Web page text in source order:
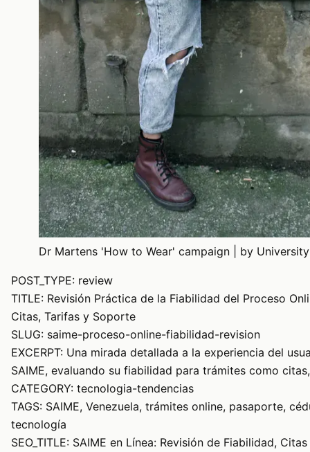
Dr Martens 'How to Wear' campaign | by
POST_TYPE: review
TITLE: Revisión Práctica de la Fiabilidad del Proceso
Citas, Tarifas y Soporte
SLUG: saime-proceso-online-fiabilidad-revision
EXCERPT: Una mirada detallada a la experiencia del
SAIME, evaluando su fiabilidad para trámites como
CATEGORY: tecnologia-tendencias
TAGS: SAIME, Venezuela, trámites online, pasaporte,
tecnología
SEO_TITLE: SAIME en Línea: Revisión de Fiabilidad,